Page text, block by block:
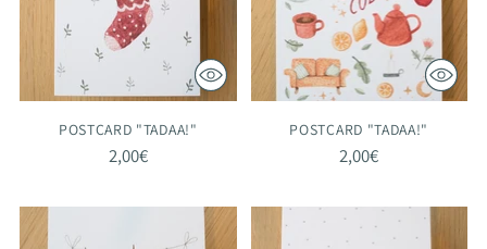
POSTCARD "TADAA!"
2,00€
POSTCARD "TADAA!"
2,00€